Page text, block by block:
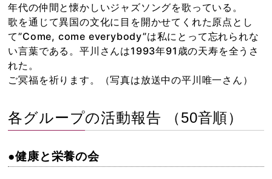
年代の仲間と懐かしいジャズソングを歌っている。
歌を通じて異国の文化に目を開かせてくれた原点とし
て”Come, come everybody”は私にとって忘れられな
い言葉である。平川さんは1993年91歳の天寿を全うさ
れた。
ご冥福を祈ります。（写真は放送中の平川唯一さん）
各グループの活動報告 （50音順）
●健康と栄養の会